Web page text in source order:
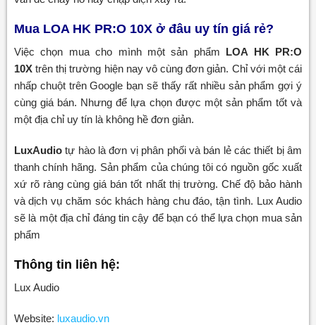
Mua LOA HK PR:O 10X ở đâu uy tín giá rẻ?
Việc chọn mua cho mình một sản phẩm LOA HK PR:O
10X trên thị trường hiện nay vô cùng đơn giản. Chỉ với một cái
nhấp chuột trên Google bạn sẽ thấy rất nhiều sản phẩm gợi ý
cùng giá bán. Nhưng để lựa chọn được một sản phẩm tốt và
một địa chỉ uy tín là không hề đơn giản.
LuxAudiotự hào là đơn vị phân phối và bán lẻ các thiết bị âm
thanh chính hãng. Sản phẩm của chúng tôi có nguồn gốc xuất
xứ rõ ràng cùng giá bán tốt nhất thị trường. Chế độ bảo hành
và dịch vụ chăm sóc khách hàng chu đáo, tận tình. Lux Audio
sẽ là một địa chỉ đáng tin cậy để bạn có thể lựa chọn mua sản
phẩm
Thông tin liên hệ:
Lux Audio
Website: luxaudio.vn